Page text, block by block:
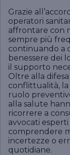
Grazie
operatori
affrontare con
sempre più
continuando a
benessere dei
il supporto
Oltre alla
conflittualità,
ruolo
alla salute
ricorrere a
avvocati
comprendere
incertezze o
quotidiane.